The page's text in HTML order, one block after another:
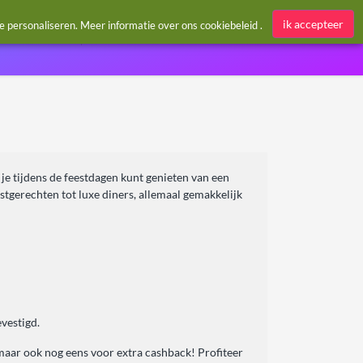
Aanmelden / Register
tijdens de feestdagen kunt genieten van een
tot luxe diners, allemaal gemakkelijk
ook nog eens voor extra cashback! Profiteer
personaliseren. Meer informatie over ons cookiebeleid. ik accepteer